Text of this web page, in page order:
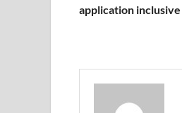
application